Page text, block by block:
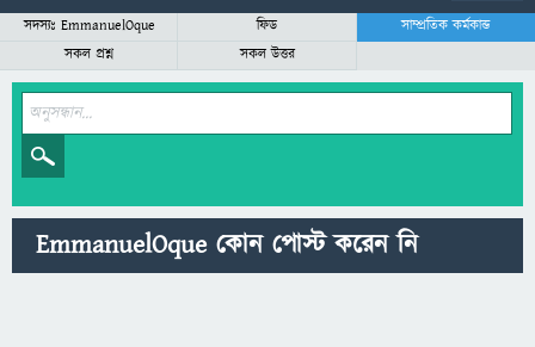
সদস্যঃ EmmanuelOque ফিড
সাম্প্রতিক কর্মকান্ড
সকল প্রশ্ন
সকল উত্তর
EmmanuelOque কোন পোস্ট করেন নি